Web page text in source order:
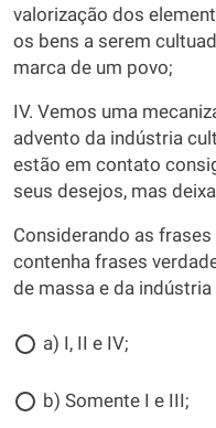
valorização dos
os bens a serem
marca de um povo;
IV. Vemos uma
advento da indústria
estão em contato
seus desejos, mas
Considerando as
contenha frases
de massa e da
a) I, II e IV;
b) Somente I e III;